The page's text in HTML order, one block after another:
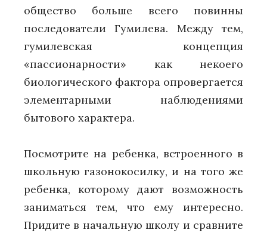
общество больше всего повинны
последователи Гумилева. Между тем,
гумилевская концепция
«пассионарности» как некоего
биологического фактора опровергается
элементарными наблюдениями
бытового характера.
Посмотрите на ребенка, встроенного в
школьную газонокосилку, и на того же
ребенка, которому дают возможность
заниматься тем, что ему интересно.
Придите в начальную школу и сравните